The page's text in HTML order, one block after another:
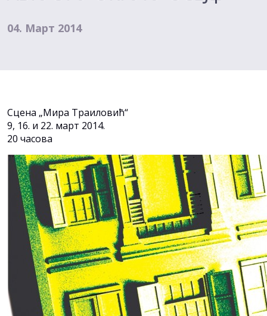
04. Март 2014
Сцена „Мира Траиловић“
9, 16. и 22. март 2014.
20 часова